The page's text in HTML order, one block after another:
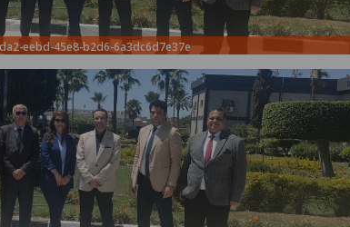
eebd-45e8-b2d6-6a3dc6d7e37e
علاء عبدالفتاح يتفقد مصنع ووتك لإنتاج
الالواح الخشبية بإدكو
إنتاج